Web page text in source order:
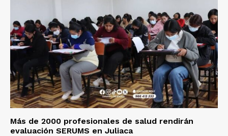
Más de 2000 profesionales de salud rendirán
evaluación SERUMS en Juliaca